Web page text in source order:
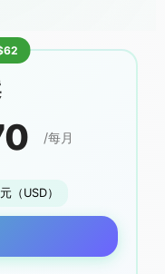
/每月
（USD）